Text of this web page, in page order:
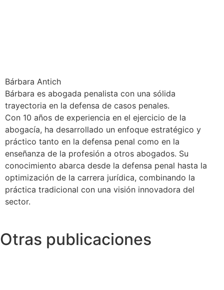
Bárbara Antich
Bárbara es abogada penalista con una sólida
trayectoria en la defensa de casos penales.
Con 10 años de experiencia en el ejercicio de la
abogacía, ha desarrollado un enfoque estratégico y
práctico tanto en la defensa penal como en la
enseñanza de la profesión a otros abogados. Su
conocimiento abarca desde la defensa penal hasta la
optimización de la carrera jurídica, combinando la
práctica tradicional con una visión innovadora del
sector.
Otras publicaciones